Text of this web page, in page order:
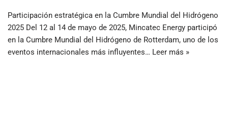
Participación estratégica en la Cumbre Mundial del Hidrógeno
2025 Del 12 al 14 de mayo de 2025, Mincatec Energy participó
en la Cumbre Mundial del Hidrógeno de Rotterdam, uno de los
eventos internacionales más influyentes… Leer más »